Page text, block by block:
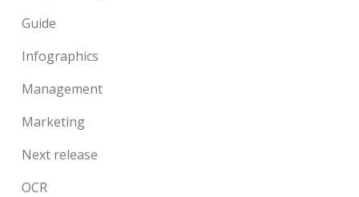
Guide
Infographics
Management
Marketing
Next release
OCR